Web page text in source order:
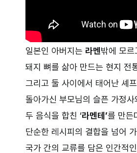
일본인 아버지는 라멘밖에 모
돼지 뼈를 삶아 만드는 현지 전
그리고 둘 사이에서 태어난 셰
돌아가신 부모님의 슬픈 가정
두 음식을 합친 ‘라멘테’를 만든
단순한 레시피의 결합을 넘어
국가 간의 교류를 담은 인간적